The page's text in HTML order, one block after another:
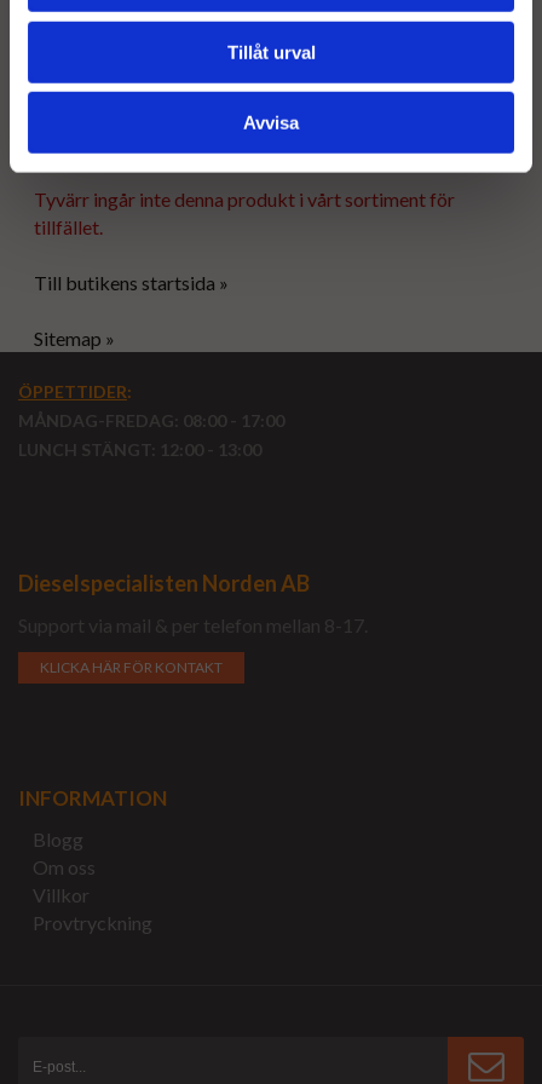
Tillåt urval
Avvisa
Garanti:
Vi levererar produkter med minst 1 års funktionsgaranti!
Tyvärr ingår inte denna produkt i vårt sortiment för
tillfället.
Till butikens startsida »
Sitemap »
ÖPPETTIDER:
MÅNDAG-FREDAG: 08:00 - 17:00
LUNCH STÄNGT: 12:00 - 13:00
Dieselspecialisten Norden AB
Support via mail & per telefon mellan 8-17.
KLICKA HÄR FÖR KONTAKT
INFORMATION
Blogg
Om oss
Villkor
Provtryckning